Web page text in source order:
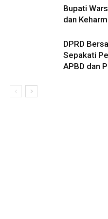
Bupati
dan
DPRD
Sepakati
APBD dan